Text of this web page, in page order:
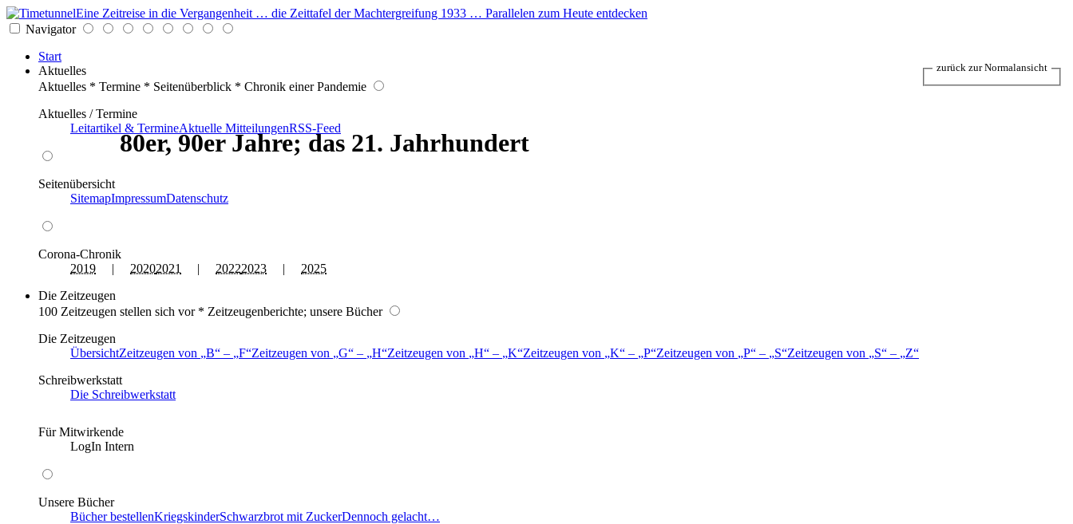
Eine Zeitreise in die Vergangenheit … die Zeittafel der Machtergreifung 1933 … Parallelen zum Heute entdecken
Navigator
Start
Aktuelles
Aktuelles * Termine * Seitenüberblick * Chronik einer Pandemie
Aktuelles / Termine
Leitartikel & TermineAktuelle MitteilungenRSS-Feed
Seitenübersicht
SitemapImpressumDatenschutz
Corona-Chronik
2019 | 20202021 | 20222023 | 2025
Die Zeitzeugen
100 Zeitzeugen stellen sich vor * Zeitzeugenberichte; unsere Bücher
Die Zeitzeugen
ÜbersichtZeitzeugen von B – F Zeitzeugen von G – H Zeitzeugen von H – K Zeitzeugen von K – P Zeitzeugen von P – S Zeitzeugen von S –
Z
Schreibwerkstatt
Die Schreibwerkstatt
Für Mitwirkende
LogIn Intern
Unsere Bücher
Bücher bestellenKriegskinderSchwarzbrot mit ZuckerDennoch gelacht…
80er, 90er Jahre; das 21. Jahrhundert
zurück zur Normalansicht